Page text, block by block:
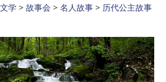
学 > 故事会 > 名人故事 > 历代公主故事